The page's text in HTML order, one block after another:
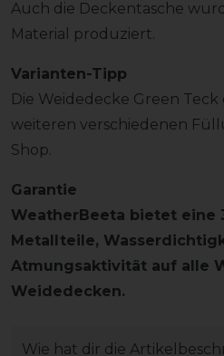
Auch die Deckentasche
Material produziert.
Varianten-Tipp
Die Weidedecke Green Teck
weiteren verschiedenen
Shop.
Garantie
WeatherBeeta bietet eine
Metallteile,
Atmungsaktivität auf alle
Weidedecken.
Wie hat dir die